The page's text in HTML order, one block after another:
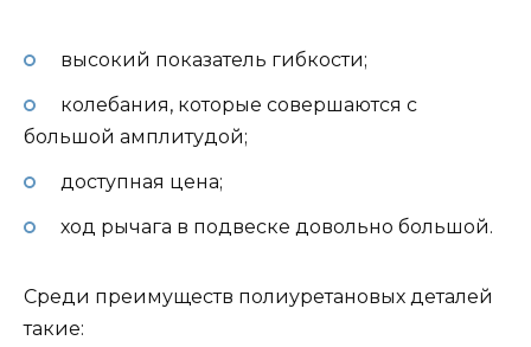
высокий показатель гибкости;
колебания, которые совершаются с
большой амплитудой;
доступная цена;
ход рычага в подвеске довольно большой.
Среди преимуществ полиуретановых деталей
такие: